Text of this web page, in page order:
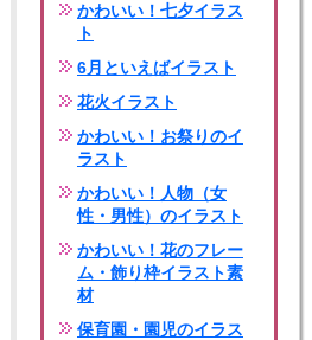
かわいい！七夕イラス
ト
6月といえばイラスト
花火イラスト
かわいい！お祭りのイ
ラスト
かわいい！人物（女
性・男性）のイラスト
かわいい！花のフレー
ム・飾り枠イラスト素
材
保育園・園児のイラス